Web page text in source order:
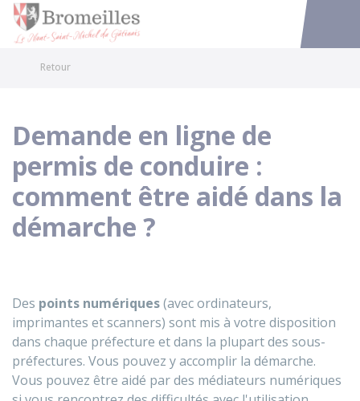
Accéder
Retour
Demande en ligne de
permis de conduire :
comment être aidé dans la
démarche ?
Des points numériques(avec ordinateurs,
imprimantes et scanners) sont mis à votre disposition
dans chaque préfecture et dans la plupart des sous-
préfectures. Vous pouvez y accomplir la démarche.
Vous pouvez être aidé par des médiateurs numériques